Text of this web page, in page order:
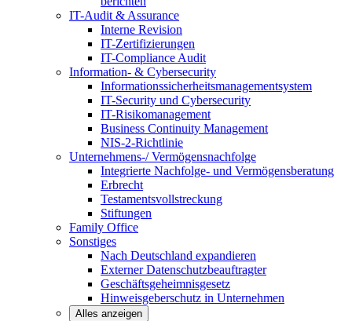
IT-Audit & Assurance
Interne Revision
IT-Zertifizierungen
IT-Compliance Audit
Information- & Cybersecurity
Informationssicherheitsmanagementsystem
IT-Security und Cybersecurity
IT-Risikomanagement
Business Continuity Management
NIS-2-Richtlinie
Unternehmens-/Vermögensnachfolge
Integrierte Nachfolge- und Vermögensberatung
Erbrecht
Testamentsvollstreckung
Stiftungen
Family Office
Sonstiges
Nach Deutschland expandieren
Externer Datenschutzbeauftragter
Geschäftsgeheimnisgesetz
Hinweisgeberschutz in Unternehmen
Alles anzeigen